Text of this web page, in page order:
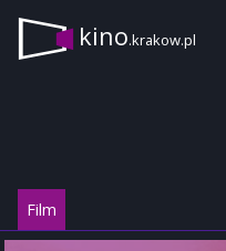
kino.krakow.pl
Film